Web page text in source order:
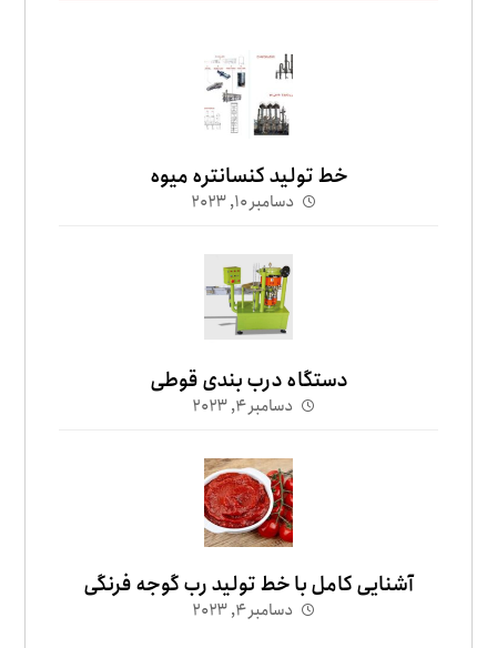
خط تولید کنسانتره میوه
دسامبر ۱۰, ۲۰۲۳
دستگاه درب بندی قوطی
دسامبر ۴, ۲۰۲۳
آشنایی کامل با خط تولید رب گوجه فرنگی
دسامبر ۴, ۲۰۲۳